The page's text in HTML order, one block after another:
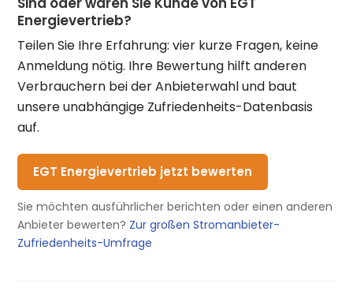
Energievertrieb?
Teilen Sie Ihre Erfahrung: vier kurze Fragen, keine
Anmeldung nötig. Ihre Bewertung hilft anderen
Verbrauchern bei der Anbieterwahl und baut
unsere unabhängige Zufriedenheits-Datenbasis
auf.
EGT Energievertrieb jetzt bewerten
Sie möchten ausführlicher berichten oder einen anderen
Anbieter bewerten? Zur großen Stromanbieter-
Zufriedenheits-Umfrage